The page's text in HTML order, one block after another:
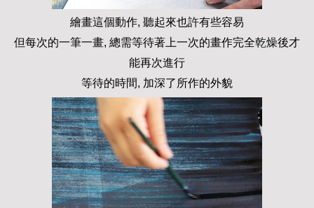
繪畫這個動作, 聽起來也許有些容易
但每次的一筆一畫, 總需等待著上一次的畫作完全乾燥後才
能再次進行
等待的時間, 加深了所作的外貌